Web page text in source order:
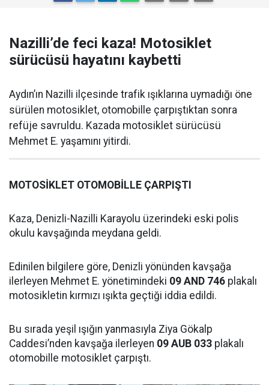
Nazilli’de feci kaza! Motosiklet
sürücüsü hayatını kaybetti
Aydın’ın Nazilli ilçesinde trafik ışıklarına uymadığı öne
sürülen motosiklet, otomobille çarpıştıktan sonra
refüje savruldu. Kazada motosiklet sürücüsü
Mehmet E. yaşamını yitirdi.
MOTOSİKLET OTOMOBİLLE ÇARPIŞTI
Kaza, Denizli-Nazilli Karayolu üzerindeki eski polis
okulu kavşağında meydana geldi.
Edinilen bilgilere göre, Denizli yönünden kavşağa
ilerleyen Mehmet E. yönetimindeki 09 AND 746 plakalı
motosikletin kırmızı ışıkta geçtiği iddia edildi.
Bu sırada yeşil ışığın yanmasıyla Ziya Gökalp
Caddesi’nden kavşağa ilerleyen 09 AUB 033 plakalı
otomobille motosiklet çarpıştı.